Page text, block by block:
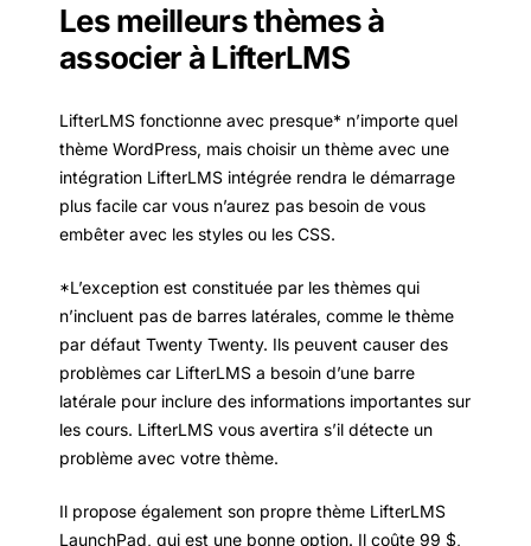
Les meilleurs thèmes à
associer à LifterLMS
LifterLMS fonctionne avec presque* n’importe quel
thème WordPress, mais choisir un thème avec une
intégration LifterLMS intégrée rendra le démarrage
plus facile car vous n’aurez pas besoin de vous
embêter avec les styles ou les CSS.
*L’exception est constituée par les thèmes qui
n’incluent pas de barres latérales, comme le thème
par défaut Twenty Twenty. Ils peuvent causer des
problèmes car LifterLMS a besoin d’une barre
latérale pour inclure des informations importantes sur
les cours. LifterLMS vous avertira s’il détecte un
problème avec votre thème.
Il propose également son propre thème LifterLMS
LaunchPad, qui est une bonne option. Il coûte 99 $,